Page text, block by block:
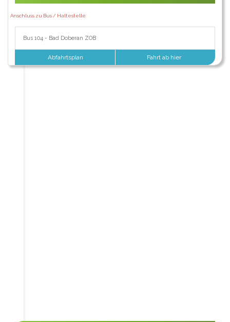
Anschluss zu Bus / Haltestelle:
Bus 104 - Bad Doberan ZOB
Abfahrtsplan Fahrt ab hier